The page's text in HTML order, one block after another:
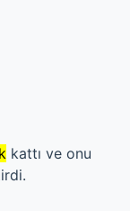
kattı ve onu